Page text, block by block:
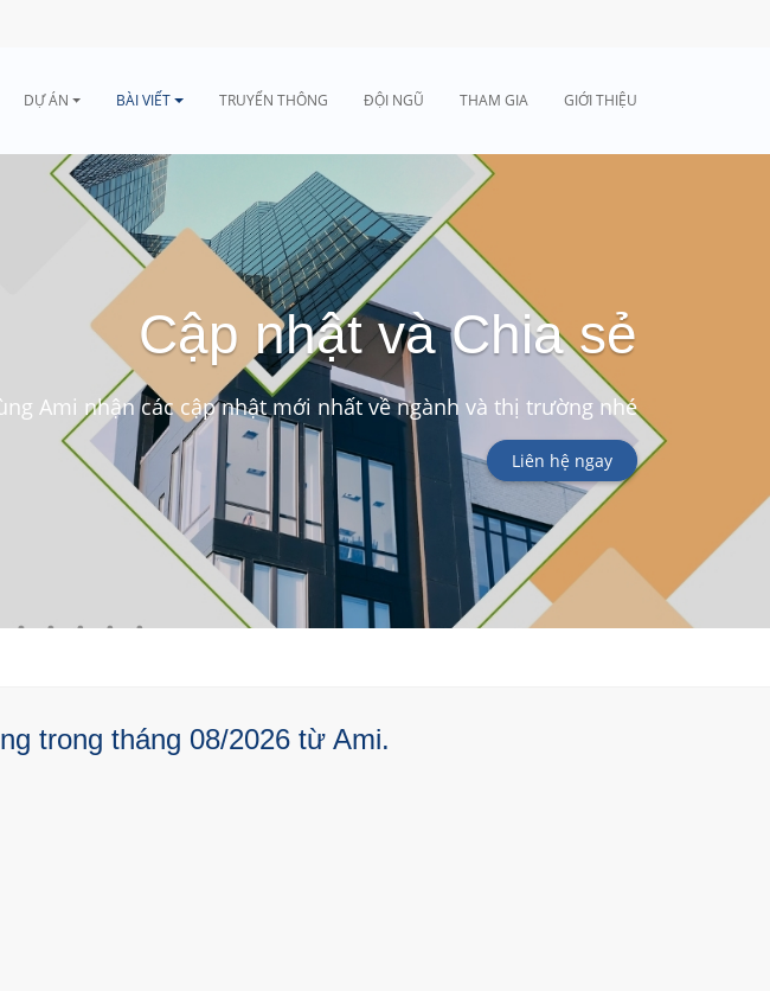
DỰ ÁN BÀI VIẾT TRUYỂN THÔNG ĐỘI NGŨ THAM GIA GIỚI THIỆU
Cập nhật và Chia sẻ
Ami nhận các cập nhật mới nhất về ngành và thị trường nhé
Liên hệ ngay
trong tháng 08/2026 từ Ami.